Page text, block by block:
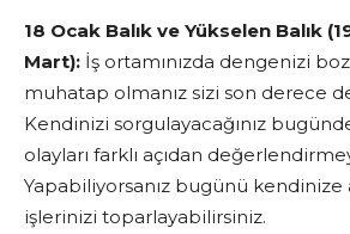
18 Ocak Balık ve Yükselen Balık
Mart): İş ortamınızda dengenizi
muhatap olmanız sizi son derece
Kendinizi sorgulayacağınız
olayları farklı açıdan
Yapabiliyorsanız bugünü kendinize
işlerinizi toparlayabilirsiniz.